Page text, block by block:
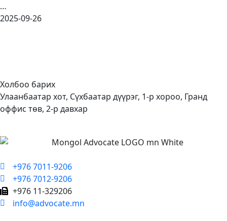
…
2025-09-26
Холбоо барих
Улаанбаатар хот, Сүхбаатар дүүрэг, 1-р хороо, Гранд
оффис төв, 2-р давхар
+976 7011-9206
+976 7012-9206
+976 11-329206
info@advocate.mn